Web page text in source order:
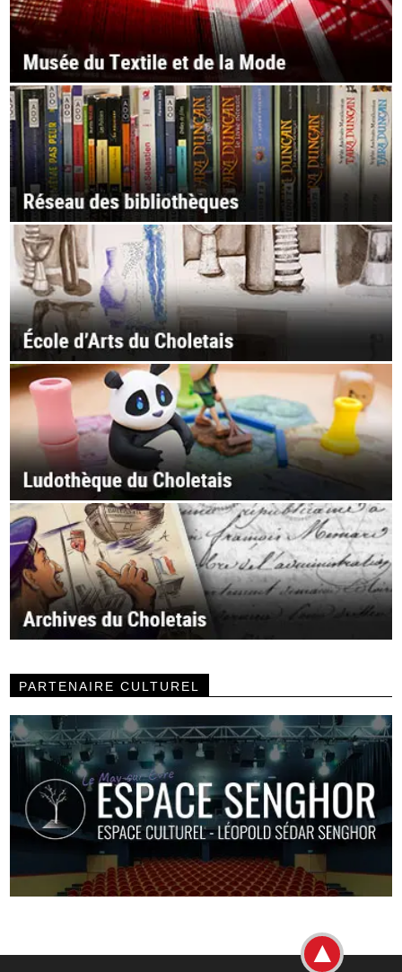
PARTENAIRE CULTUREL